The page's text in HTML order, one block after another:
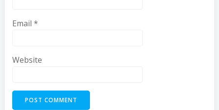
Email *
Website